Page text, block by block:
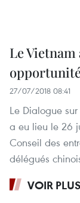
Le Vietnam
27/07/2018 08:41
Le Dialogue
a eu lieu le 26
Conseil des
délégués
VOIR PLUS